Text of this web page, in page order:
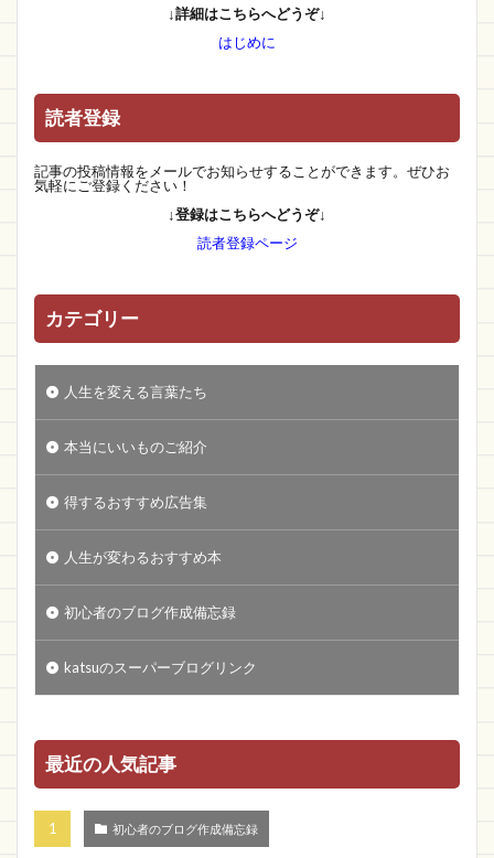
↓詳細はこちらへどうぞ↓
はじめに
読者登録
記事の投稿情報をメールでお知らせすることができます。ぜひお
気軽にご登録ください！
↓登録はこちらへどうぞ↓
読者登録ページ
カテゴリー
人生を変える言葉たち
本当にいいものご紹介
得するおすすめ広告集
人生が変わるおすすめ本
初心者のブログ作成備忘録
katsuのスーパーブログリンク
最近の人気記事
初心者のブログ作成備忘録